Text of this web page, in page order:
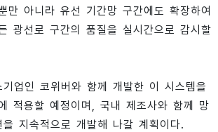
만 아니라 유선 기간망 구간에도 확장하여
광선로 구간의 품질을 실시간으로 감시할
기업인 코위버와 함께 개발한 이 시스템을
적용할 예정이며, 국내 제조사와 함께 망
지속적으로 개발해 나갈 계획이다.